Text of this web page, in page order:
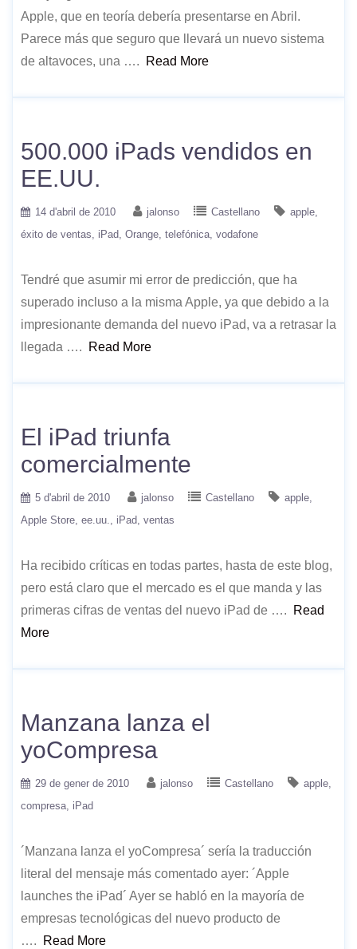
Apple, que en teoría debería presentarse en Abril.
Parece más que seguro que llevará un nuevo sistema
de altavoces, una ….
Read More
500.000 iPads vendidos en
EE.UU.
14 d'abril de 2010 jalonso Castellano
apple
éxito de ventas
iPad Orange telefónica vodafone
Tendré que asumir mi error de predicción, que ha
superado incluso a la misma Apple, ya que debido a la
impresionante demanda del nuevo iPad, va a retrasar la
llegada ….
Read More
El iPad triunfa
comercialmente
5 d'abril de 2010 jalonso Castellano
apple
Apple Store ee.uu. iPad ventas
Ha recibido críticas en todas partes, hasta de este blog,
pero está claro que el mercado es el que manda y las
primeras cifras de ventas del nuevo iPad de ….
Read
More
Manzana lanza el
yoCompresa
29 de gener de 2010 jalonso Castellano
apple
compresa iPad
´Manzana lanza el yoCompresa´ sería la traducción
literal del mensaje más comentado ayer: ´Apple
launches the iPad´ Ayer se habló en la mayoría de
empresas tecnológicas del nuevo producto de
….
Read More